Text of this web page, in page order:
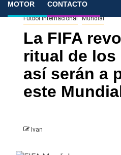
MOTOR CONTACTO
Fútbol Internacional Mundial
La FIFA
ritual de los
así serán a
este
Ivan